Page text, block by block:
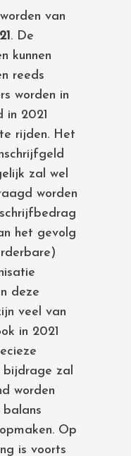
van
. De
kunnen
reeds
worden in
in 2021
rijden. Het
zal wel
worden
het gevolg
deze
veel van
in 2021
bijdrage zal
worden
Op
is voorts